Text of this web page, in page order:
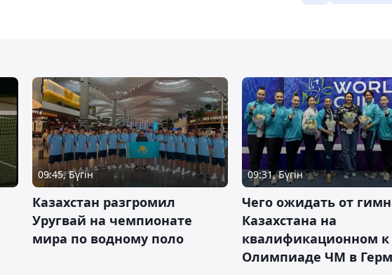
09:45, Бүгін
Казахстан разгромил
Уругвай на чемпионате
мира по водному поло
09:31, Бүгін
Чего ожидать от
Казахстана на
квалификационном к
Олимпиаде ЧМ в